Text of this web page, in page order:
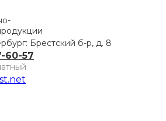
Брестский б-р, д. 8
60-57